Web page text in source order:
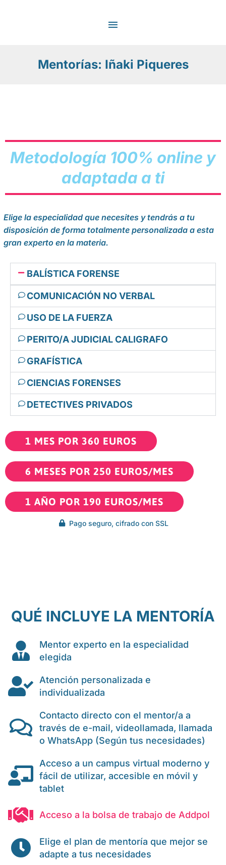
Mentorías: Iñaki Piqueres
Metodología 100% online y
adaptada a ti
Elige la especialidad que necesites y tendrás a tu
disposición de forma totalmente personalizada a esta
gran experto en la materia.
BALÍSTICA FORENSE
COMUNICACIÓN NO VERBAL
USO DE LA FUERZA
PERITO/A JUDICIAL CALIGRAFO
GRAFÍSTICA
CIENCIAS FORENSES
DETECTIVES PRIVADOS
1 MES POR 360 EUROS
6 MESES POR 250 EUROS/MES
1 AÑO POR 190 EUROS/MES
Pago seguro, cifrado con SSL
QUÉ INCLUYE LA MENTORÍA
Mentor experto en la especialidad
elegida
Atención personalizada e
individualizada
Contacto directo con el mentor/a a
través de e-mail, videollamada, llamada
o WhatsApp (Según tus necesidades)
Acceso a un campus virtual moderno y
fácil de utilizar, accesible en móvil y
tablet
Acceso a la bolsa de trabajo de Addpol
Elige el plan de mentoría que mejor se
adapte a tus necesidades